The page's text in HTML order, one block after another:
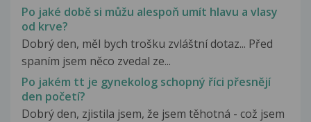
Po jaké době si můžu alespoň umít hlavu a vlasy
od krve?
Dobrý den, měl bych trošku zvláštní dotaz... Před
spaním jsem něco zvedal ze...
Po jakém tt je gynekolog schopný říci přesnějí
den početí?
Dobrý den, zjistila jsem, že jsem těhotná - což jsem